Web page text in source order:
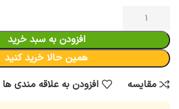
افزودن به سبد خرید
همین حالا خرید کنید
مقایسه
افزودن به علاقه مندی ها